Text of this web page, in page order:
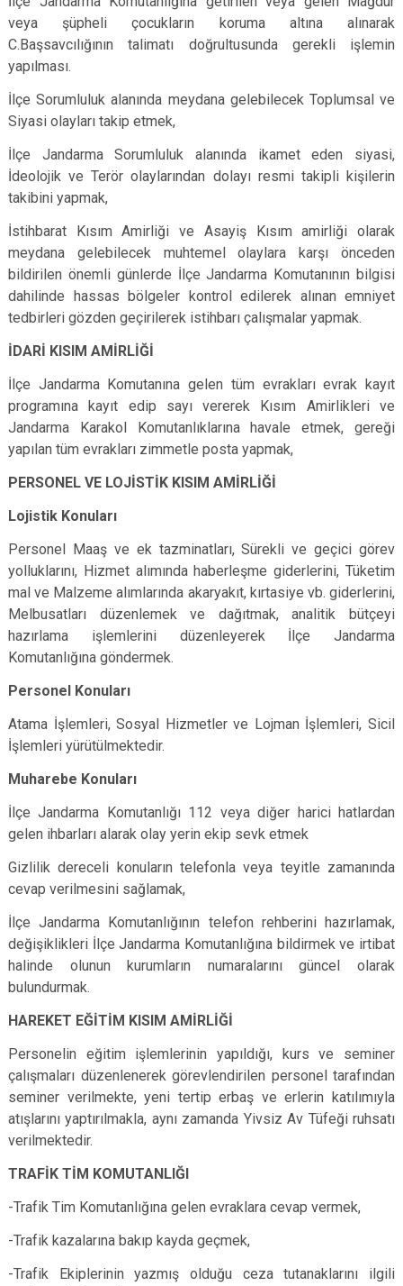
veya şüpheli çocukların koruma altına alınarak
C.Başsavcılığının talimatı doğrultusunda gerekli işlemin
yapılması.
İlçe Sorumluluk alanında meydana gelebilecek Toplumsal ve
Siyasi olayları takip etmek,
İlçe Jandarma Sorumluluk alanında ikamet eden siyasi,
İdeolojik ve Terör olaylarından dolayı resmi takipli kişilerin
takibini yapmak,
İstihbarat Kısım Amirliği ve Asayiş Kısım amirliği olarak
meydana gelebilecek muhtemel olaylara karşı önceden
bildirilen önemli günlerde İlçe Jandarma Komutanının bilgisi
dahilinde hassas bölgeler kontrol edilerek alınan emniyet
tedbirleri gözden geçirilerek istihbarı çalışmalar yapmak.
İDARİ KISIM AMİRLİĞİ
İlçe Jandarma Komutanına gelen tüm evrakları evrak kayıt
programına kayıt edip sayı vererek Kısım Amirlikleri ve
Jandarma Karakol Komutanlıklarına havale etmek, gereği
yapılan tüm evrakları zimmetle posta yapmak,
PERSONEL VE LOJİSTİK KISIM AMİRLİĞİ
Lojistik Konuları
Personel Maaş ve ek tazminatları, Sürekli ve geçici görev
yolluklarını, Hizmet alımında haberleşme giderlerini, Tüketim
mal ve Malzeme alımlarında akaryakıt, kırtasiye vb. giderlerini,
Melbusatları düzenlemek ve dağıtmak, analitik bütçeyi
hazırlama işlemlerini düzenleyerek İlçe Jandarma
Komutanlığına göndermek.
Personel Konuları
Atama İşlemleri, Sosyal Hizmetler ve Lojman İşlemleri, Sicil
İşlemleri yürütülmektedir.
Muharebe Konuları
İlçe Jandarma Komutanlığı 112 veya diğer harici hatlardan
gelen ihbarları alarak olay yerin ekip sevk etmek
Gizlilik dereceli konuların telefonla veya teyitle zamanında
cevap verilmesini sağlamak,
İlçe Jandarma Komutanlığının telefon rehberini hazırlamak,
değişiklikleri İlçe Jandarma Komutanlığına bildirmek ve irtibat
halinde olunun kurumların numaralarını güncel olarak
bulundurmak.
HAREKET EĞİTİM KISIM AMİRLİĞİ
Personelin eğitim işlemlerinin yapıldığı, kurs ve seminer
çalışmaları düzenlenerek görevlendirilen personel tarafından
seminer verilmekte, yeni tertip erbaş ve erlerin katılımıyla
atışlarını yaptırılmakla, aynı zamanda Yivsiz Av Tüfeği ruhsatı
verilmektedir.
TRAFİK TİM KOMUTANLIĞI
-Trafik Tim Komutanlığına gelen evraklara cevap vermek,
-Trafik kazalarına bakıp kayda geçmek,
-Trafik Ekiplerinin yazmış olduğu ceza tutanaklarını ilgili